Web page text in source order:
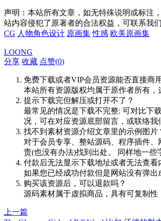
声明：本站所有文章，如无特殊说明或标注
站内容侵犯了原著者的合法权益，可联系我们
CG 人物角色设计 原画集 性感 欧美原画集
LOONG
分享 收藏 点赞(0)
免费下载或者VIP会员资源能否直接商
本站所有资源版权均属于原作者所有
提示下载完但解压或打开不了？
最常见的情况是下载不完整: 可对比下
况，可在对应资源底部留言，或联络我
找不到素材资源介绍文章里的示例图片
对于会员专享、整站源码、程序插件
责(也没有办法)找到出处。 同样地一些
付款后无法显示下载地址或者无法查看
如果您已经成功付款但是网站没有弹
购买该资源后，可以退款吗？
源码素材属于虚拟商品，具有可复制
上一篇